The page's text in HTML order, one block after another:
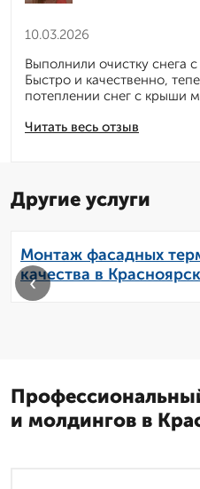
10.03.2026
Читать весь отзыв
Выполнили очистку снега
Быстро и качественно,
потеплении снег с крыши
Другие услуги
Монтаж фасадных
качества в
‹
и молдингов в